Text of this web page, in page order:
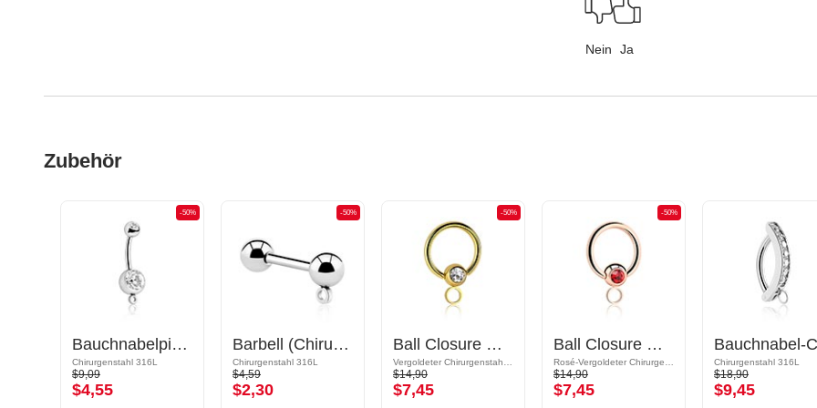
Nein Ja
Zubehör
-50%
Bauchnabelpiercing (Chirugenstahl, silber, glänzend) mit Ring für Anhänger und Kristallstein
Chirurgenstahl 316L
$9,09
$4,55
-50%
Barbell (Chirurgenstahl, silber, glänzend) mit Ring für Anhänger
Chirurgenstahl 316L
$4,59
$2,30
-50%
Ball Closure Ring (Chirurgenstahl, gold, glänzend) mit Kristallstein und Ring für Anhänger
$14,90
$7,45
-50%
Ball Closure Ring (Chirugenstahl, rosegold, glänzend) mit Kristallstein und Ring für Anhänger
$14,90
$7,45
Chirurgenstahl 316L
$18,90
$9,45